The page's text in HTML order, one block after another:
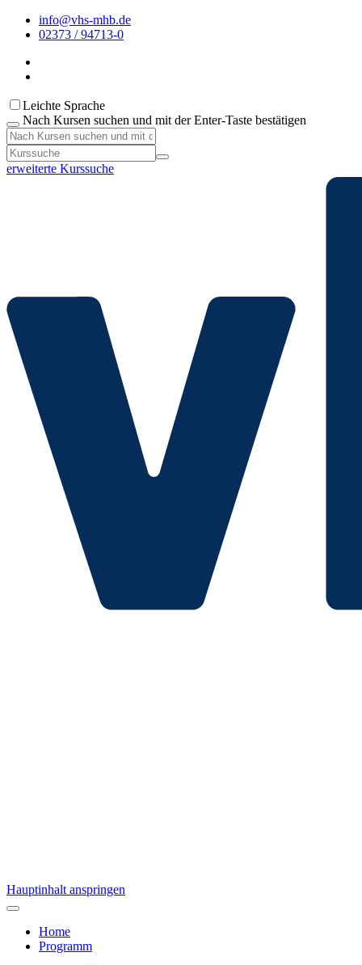
info@vhs-mhb.de
02373 / 94713-0
Leichte Sprache
Nach Kursen suchen und mit der Enter-Taste bestätigen
erweiterte Kurssuche
Hauptinhalt anspringen
Home
Programm